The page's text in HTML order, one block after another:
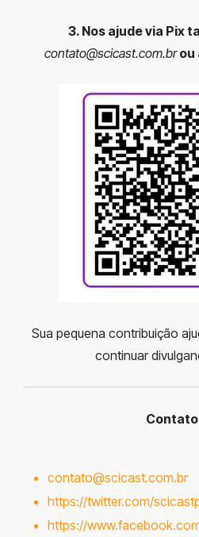
3. Nos ajude via Pix
contato@scicast.com.brou
Sua pequena contribuição
continuar
contato@scicast.com.br
https://twitter.com/
https://